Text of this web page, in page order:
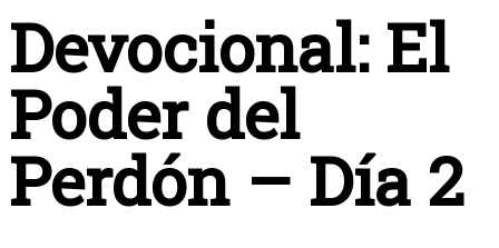
Devocional: El
Poder del
Perdón – Día 2